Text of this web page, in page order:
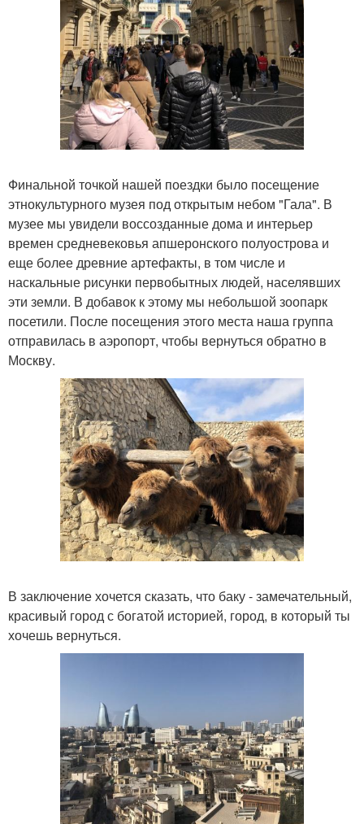
Финальной точкой нашей поездки было посещение
этнокультурного музея под открытым небом "Гала". В
музее мы увидели воссозданные дома и интерьер
времен средневековья апшеронского полуострова и
еще более древние артефакты, в том числе и
наскальные рисунки первобытных людей, населявших
эти земли. В добавок к этому мы небольшой зоопарк
посетили. После посещения этого места наша группа
отправилась в аэропорт, чтобы вернуться обратно в
Москву.
В заключение хочется сказать, что баку - замечательный,
красивый город с богатой историей, город, в который ты
хочешь вернуться.